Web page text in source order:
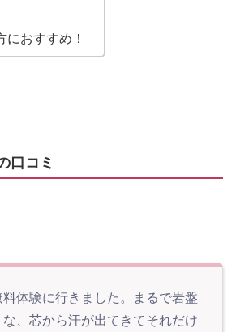
におすすめ！
口コミ
体験に行きました。まるで岩盤
、芯から汗が出てきてそれだけ